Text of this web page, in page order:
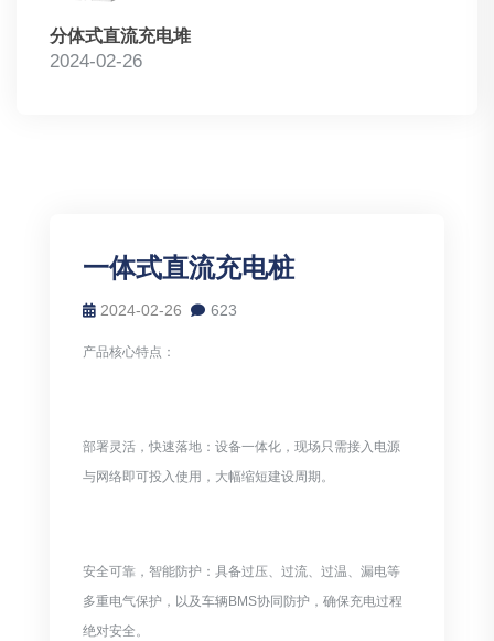
分体式直流充电堆
2024-02-26
一体式直流充电桩
2024-02-26 623
产品核心特点：
部署灵活，快速落地：设备一体化，现场只需接入电源
与网络即可投入使用，大幅缩短建设周期。
安全可靠，智能防护：具备过压、过流、过温、漏电等
多重电气保护，以及车辆BMS协同防护，确保充电过程
绝对安全。